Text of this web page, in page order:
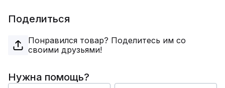
Поделиться
Понравился товар? Поделитесь им со
своими друзьями!
Нужна помощь?